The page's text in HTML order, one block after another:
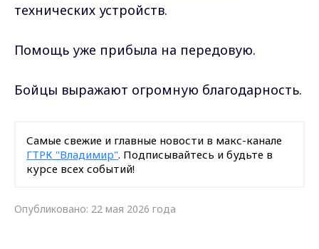
технических устройств.
Помощь уже прибыла на передовую.
Бойцы выражают огромную благодарность.
Самые свежие и главные новости в макс-канале
ГТРК "Владимир". Подписывайтесь и будьте в
курсе всех событий!
Опубликовано: 22 мая 2026 года